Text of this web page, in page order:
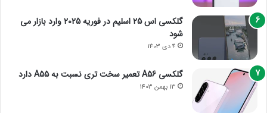
گلکسی اس 25 اسلیم در فوریه 2025 وارد بازار می
شود
4 دی 1403
گلکسی A56 تعمیر سخت تری نسبت به A55 دارد
13 بهمن 1403